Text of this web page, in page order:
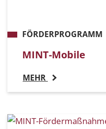
FÖRDERPROGRAMM
MINT-Mobile
MEHR